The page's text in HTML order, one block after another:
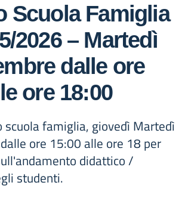
Scuola Famiglia
2026 – Martedì
dalle ore
ore 18:00
scuola famiglia, giovedì Martedì
ore 15:00 alle ore 18 per
didattico /
studenti.